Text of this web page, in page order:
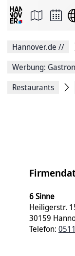
Seite
Facebook
teilen
Seitenlink
Hannover.de //
Werbung:
Restaurants
6 Sinne
Heiligerstr.
30159
Telefon: